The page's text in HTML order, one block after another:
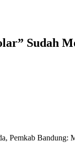
Sudah
Pemkab